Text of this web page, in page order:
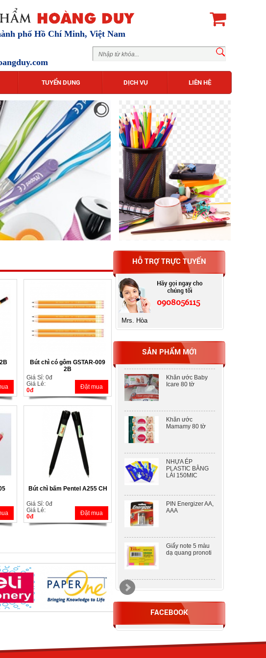
phố Hồ Chí Minh, Việt Nam
TUYỂN DỤNG DỊCH VỤ LIÊN HỆ
HỖ TRỢ TRỰC TUYẾN
0908056115
Mrs. Hòa
SẢN PHẨM MỚI
580VN X
Bìa MENU
CLEAR BOOK 20
lá may da cao cấp
Bìa MENU
lá may da cao cấp
Khăn ước Baby
Icare 80 tờ
Khăn ước
Mamamy 80 tờ
NHỰA ÉP
PLASTIC BẰNG
LÁI 150MIC
PIN Energizer AA,
AAA
Giấy note 5 màu
dạ quang pronoti
DẬP 2 LỖ KW –
Nhựa ép A5
80mic khổ lớn
FACEBOOK
Bút chì có gôm GSTAR-009
2B
Giá Sỉ: 0đ
Giá Lẻ:
0đ
Đặt mua
Bút chì bấm Pentel A255 CH
Giá Sỉ: 0đ
Giá Lẻ:
0đ
Đặt mua